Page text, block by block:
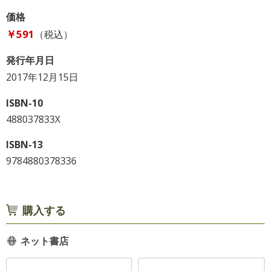
価格
￥591 （税込）
発行年月日
2017年12月15日
ISBN-10
488037833X
ISBN-13
9784880378336
購入する
ネット書店